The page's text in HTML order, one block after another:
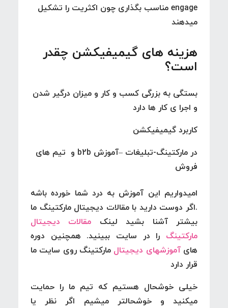
engage مناسب بگذاری چون اکثریت را تشکیل
میدهند
هزینه های گیمیفیکشن چقدر
است؟
بستگی به بزرگی کسب و کار و میزان درگیر شدن
و اجرا ی کار ها دارد
کاربرد گیمیفیکشن
در مارکتینگ-تبلیغات –آموزش b2b و تیم های
فروش
امیدواریم این آموزش به درد شما خورده باشه
.اگر دوست دارید با مقالات دیجیتال مارکتینگ ما
بیشتر آشنا بشید لینک مقالات دیجیتال
مارکتینگ را در سایت ببینید. همچنین دوره
هایآموزشهای دیجیتال مارکتینگ روی سایت ما
قرار دارد
خیلی خوشحال هستیم که تیم ما را حمایت
میکنید و خوشحالتر میشیم اگر نظر یا